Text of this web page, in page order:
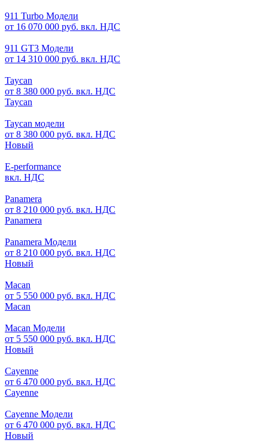
911 Turbo Модели
от 16 070 000 руб. вкл. НДС
911 GT3 Модели
от 14 310 000 руб. вкл. НДС
Taycan
от 8 380 000 руб. вкл. НДС
Taycan
Taycan модели
от 8 380 000 руб. вкл. НДС
Новый
E-performance
вкл. НДС
Panamera
от 8 210 000 руб. вкл. НДС
Panamera
Panamera Модели
от 8 210 000 руб. вкл. НДС
Новый
Macan
от 5 550 000 руб. вкл. НДС
Macan
Macan Модели
от 5 550 000 руб. вкл. НДС
Новый
Cayenne
от 6 470 000 руб. вкл. НДС
Cayenne
Cayenne Модели
от 6 470 000 руб. вкл. НДС
Новый